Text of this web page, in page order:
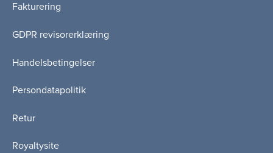
Fakturering
GDPR revisorerklæring
Handelsbetingelser
Persondatapolitik
Retur
Royaltysite